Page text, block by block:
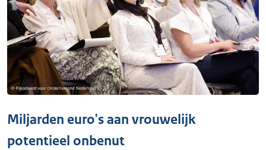
Miljarden euro's aan vrouwelijk
potentieel onbenut